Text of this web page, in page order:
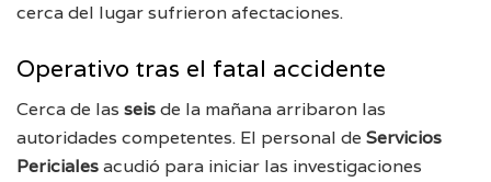
cerca del lugar sufrieron afectaciones.
Operativo tras el fatal accidente
Cerca de las seisde la mañana arribaron las
autoridades competentes. El personal de Servicios
Pericialesacudió para iniciar las investigaciones